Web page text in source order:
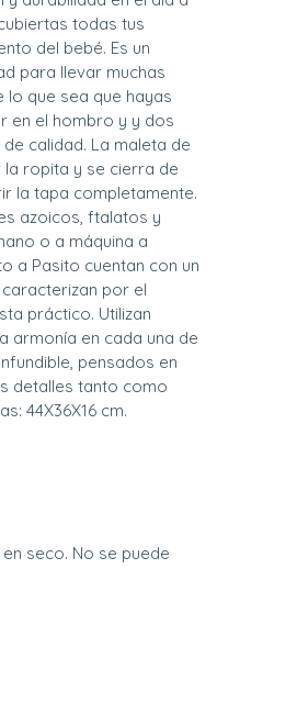
todas tus
del bebé. Es un
para llevar muchas
que sea que hayas
en el hombro y y dos
calidad. La maleta de
ropita y se cierra de
la tapa completamente.
azoicos, ftalatos y
o a máquina a
a Pasito cuentan con un
por el
práctico. Utilizan
armonía en cada una de
pensados en
detalles tanto como
44X36X16 cm.
en seco. No se puede